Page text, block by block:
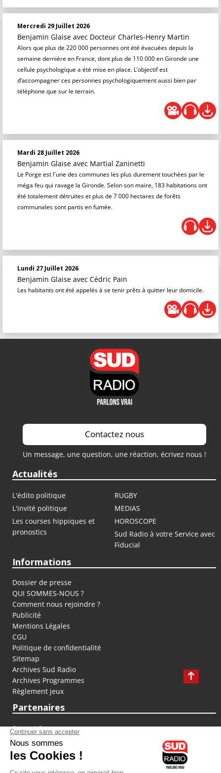
Mercredi 29 Juillet 2026
Benjamin Glaise avec Docteur Charles-Henry Martin
Alors que plus de 220 000 personnes ont été évacuées depuis la
semaine dernière en France, dont plus de 110 000 en Gironde une
cellule psychologique a été mise en place. L’objectif est
d’accompagner ces personnes psychologiquement aussi bien par
téléphone que sur le terrain.
Mardi 28 Juillet 2026
Benjamin Glaise avec Martial Zaninetti
Le Porge est l'une des communes les plus durement touchées par le
méga feu qui ravage la Gironde. Selon son maire, 183 habitations ont
été totalement détruites et plus de 7 000 hectares de forêts
communales sont partis en fumée.
Lundi 27 Juillet 2026
Benjamin Glaise avec Cédric Pain
Les habitants ont été appelés à se tenir prêts à quitter leur domicile.
Contactez nous
Un message, une question, une réaction, écrivez nous !
Actualités
L'édito politique
RUGBY
L'invité politique
MEDIAS
Les courses hippiques et
pronostics
HOROSCOPE
Sud Radio à votre Service avec
Fiducial
Informations
Dossier de presse
QUI SOMMES-NOUS ?
Comment nous rejoindre ?
Publicité
Mentions Légales
CGU
Politique de confidentialité
Sitemap
Archives Sud Radio
Archives Programmes
Règlement jeux
Partenaires
fiducial.fr
lyoncapitale.fr
olympique-et-lyonnais.com